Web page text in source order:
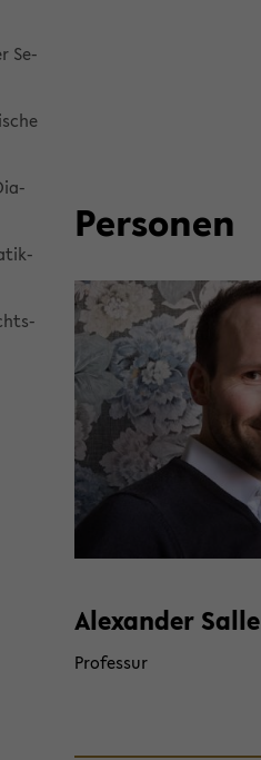
Se­
Per­so­nen
Alex­an­der Salle
Pro­fes­sur